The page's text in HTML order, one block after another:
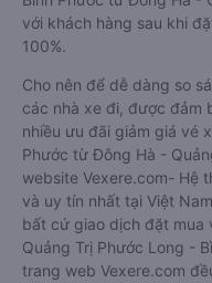
với khách hàng sau khi
100%.
Cho nên để dễ dàng so
các nhà xe đi, được đảm
nhiều ưu đãi giảm giá vé
Phước từ Đông Hà -
website Vexere.com- Hệ
và uy tín nhất tại Việt
bất cứ giao dịch đặt mua
Quảng Trị Phước Long -
trang web Vexere.com